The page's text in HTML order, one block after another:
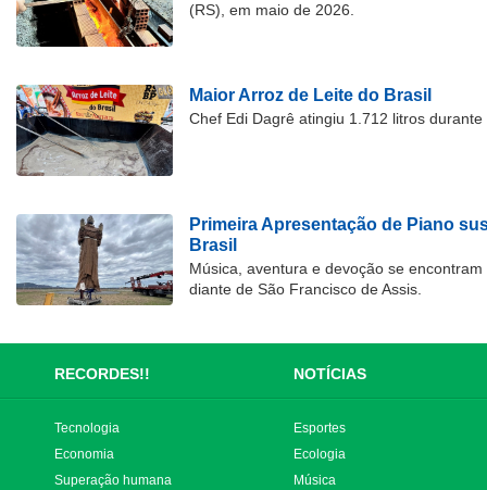
(RS), em maio de 2026.
Maior Arroz de Leite do Brasil
Chef Edi Dagrê atingiu 1.712 litros
Primeira Apresentação de Piano
Brasil
Música, aventura e devoção se
diante de São Francisco de Assis.
RECORDES!! NOTÍCIAS
Tecnologia
Economia
Superação humana
Esportes
Ecologia
Música